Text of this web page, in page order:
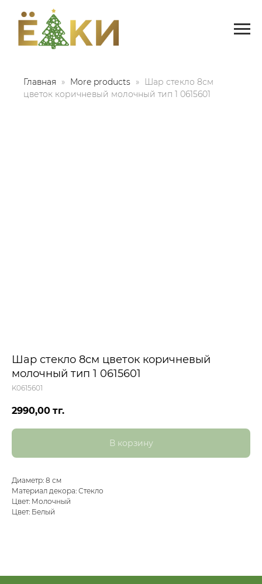
Главная More products
Шар стекло 8см
цветок коричневый молочный тип 1 0615601
Шар стекло 8см цветок коричневый
молочный тип 1 0615601
K0615601
2990,00 тг.
В корзину
Диаметр: 8 см
Материал декора: Стекло
Цвет: Молочный
Цвет: Белый